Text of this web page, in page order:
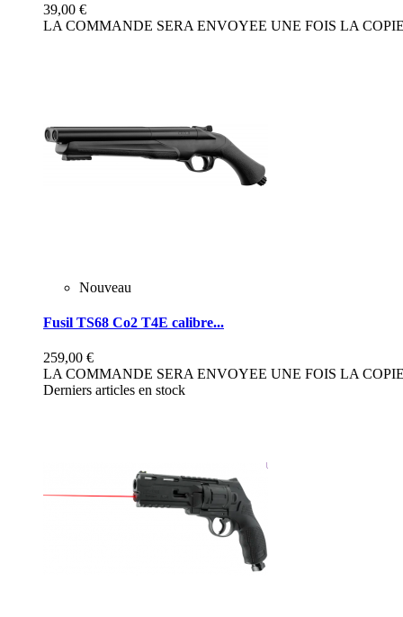
39,00 €
LA COMMANDE SERA ENVOYEE UNE FOIS LA
Nouveau
Fusil TS68 Co2 T4E calibre...
259,00 €
LA COMMANDE SERA ENVOYEE UNE FOIS LA
Derniers articles en stock